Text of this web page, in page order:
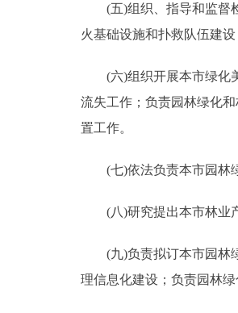
(五)组织、指导和监督检
火基础设施和扑救队伍建
(六)组织开展本市绿化美
流失工作；负责园林绿化
置工作。
(七)依法负责本市园林
(八)研究提出本市林业产
(九)负责拟订本市园林绿
理信息化建设；负责园林